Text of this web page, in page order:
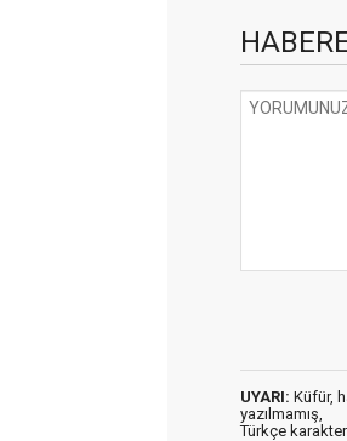
UYARI: Küfür,
yazılmamış,
Türkçe